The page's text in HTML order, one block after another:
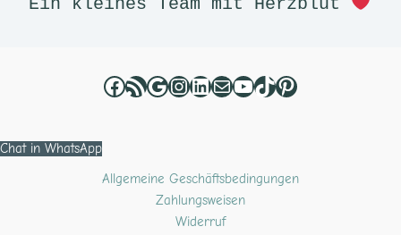
Chat in WhatsApp
Allgemeine Geschäftsbedingungen
Zahlungsweisen
Widerruf